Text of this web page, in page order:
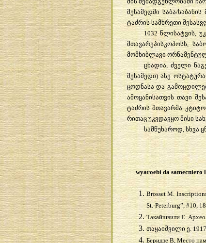
მესამედში საბა/
ტაძრის სამხრეთი
1032 წლისატვის,
მთავარეპისკოპოსს,
მომხიბლავი
ცხადია, ძველი
მესამედი) ასე
ცოდნასა და
ამოცანისათვის თავი
ტაძრის მთავარმა
რითაც უკვდავყო მისი
სამწუხაროდ, სხვა
wyaroebi da samecniero
Brosset M.
St.-Peterburg”, #10,
Такайшвили Е.
თაყაიშვილი ე.
Беридзе В, Место